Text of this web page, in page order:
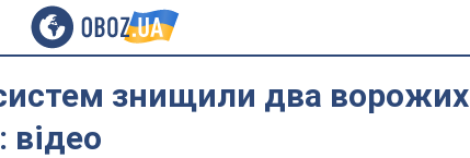
знищили два ворожих
відео